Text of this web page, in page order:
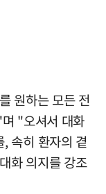
원하는 모든 전
"오셔서 대화
속히 환자의 곁
화 의지를 강조